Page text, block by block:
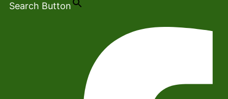
Search Button